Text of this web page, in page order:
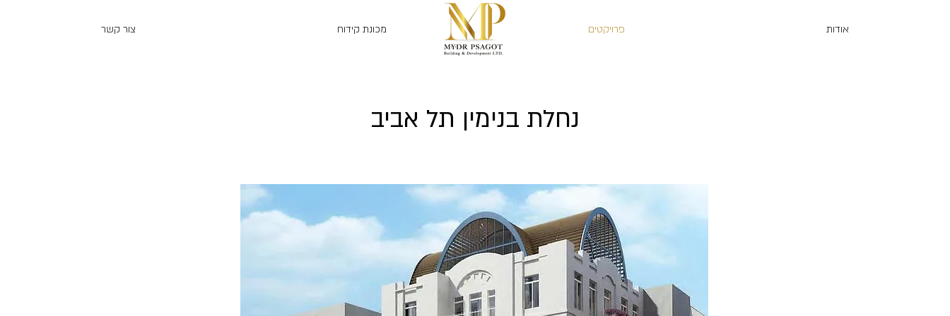
אודות פרויקטים מכונת קידוח צור קשר
נחלת בנימין תל אביב